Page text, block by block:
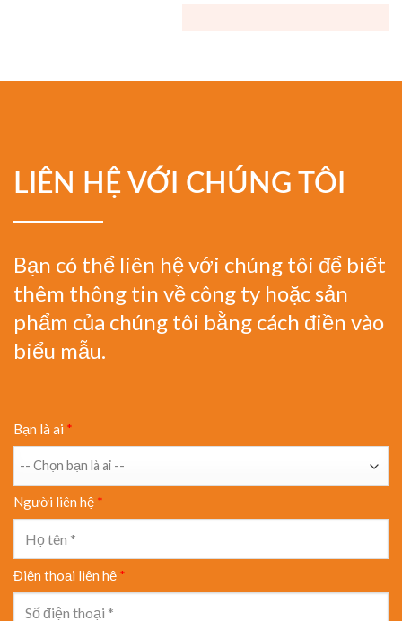
LIÊN HỆ VỚI CHÚNG TÔI
Bạn có thể liên hệ với chúng tôi để biết
thêm thông tin về công ty hoặc sản
phẩm của chúng tôi bằng cách điền vào
biểu mẫu.
Bạn là ai *
Người liên hệ *
Điện thoại liên hệ *